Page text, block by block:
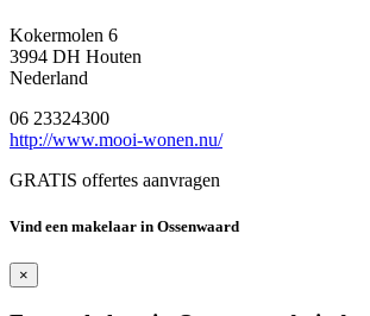
Kokermolen 6
3994 DH Houten
Nederland
06 23324300
http://www.mooi-wonen.nu/
GRATIS offertes aanvragen
Vind een makelaar in Ossenwaard
×